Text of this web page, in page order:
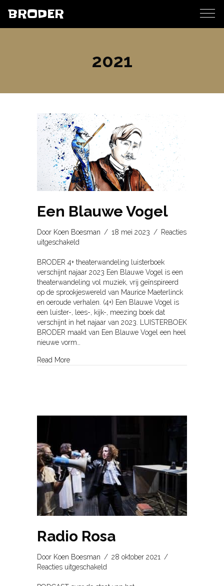
BRODER
2021
Een Blauwe Vogel
Door Koen Boesman / 18 mei 2023 / Reacties
uitgeschakeld
Blauwe
Vogel
BRODER 4+ theaterwandeling luisterboek
verschijnt najaar 2023 Een Blauwe Vogel is een
theaterwandeling vol muziek, vrij geïnspireerd
op de sprookjeswereld van Maurice Maeterlinck
en oeroude verhalen. (4+) Een Blauwe Vogel is
een luister-, lees-, kijk-, meezing boek dat
verschijnt in het najaar van 2023. LUISTERBOEK
BRODER maakt van Een Blauwe Vogel een heel
nieuwe vorm…
Read Moreabout Een Blauwe Vogel
Radio Rosa
Door Koen Boesman / 28 oktober 2021
/
Reacties uitgeschakeld